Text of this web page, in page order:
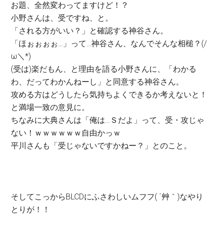
お題、全然変わってますけど！？
小野さんは、受ですね、と。
「される方がいい？」と確認する神谷さん。
「ほぉぉぉぉ…」って…神谷さん、なんでそんな相槌？(/
ω＼*)
(受は)楽だもん、と理由を語る小野さんに、「わかる
わ、だってわかんねーし」と同意する神谷さん。
攻める方はどうしたら気持ちよくできるか考えないと！
と満場一致の意見に。
ちなみに大典さんは「俺は…Ｓだよ」って、受・攻じゃ
ない！ｗｗｗｗｗｗ自由かっｗ
平川さんも「受じゃないですかねー？」とのこと。
そしてこっからBLCDにふさわしいムフフ( ´艸｀)なやり
とりが！！